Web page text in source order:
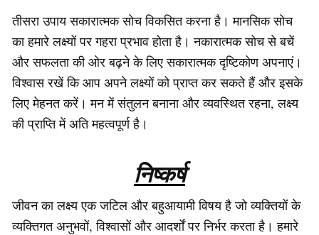
तीसरा उपाय सकारात्मक सोच विकसित करना है। मानसिक सोच
का हमारे लक्ष्यों पर गहरा प्रभाव होता है। नकारात्मक सोच से बचें
और सफलता की ओर बढ़ने के लिए सकारात्मक दृष्टिकोण अपनाएं।
विश्वास रखें कि आप अपने लक्ष्यों को प्राप्त कर सकते हैं और इसके
लिए मेहनत करें। मन में संतुलन बनाना और व्यवस्थित रहना, लक्ष्य
की प्राप्ति में अति महत्वपूर्ण है।
निष्कर्ष
जीवन का लक्ष्य एक जटिल और बहुआयामी विषय है जो व्यक्तियों के
व्यक्तिगत अनुभवों, विश्वासों और आदर्शों पर निर्भर करता है। हमारे